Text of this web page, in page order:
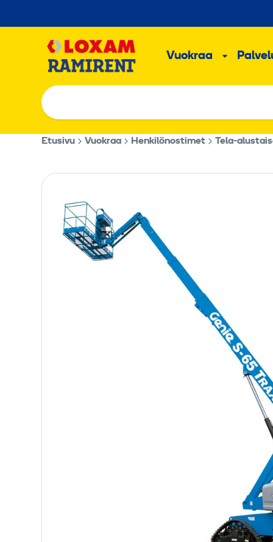
sisältöön
Vuokraa
Etusivu Vuokraa Henkilönostimet Tela-